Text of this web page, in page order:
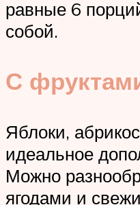
равные 6
собой.
С
Яблоки,
идеальное
Можно
ягодами и